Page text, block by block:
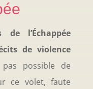
l’Échappée
de violence
possible de
ce volet, faute